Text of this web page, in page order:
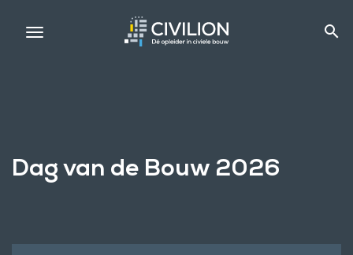
search
Dag van de Bouw 2026